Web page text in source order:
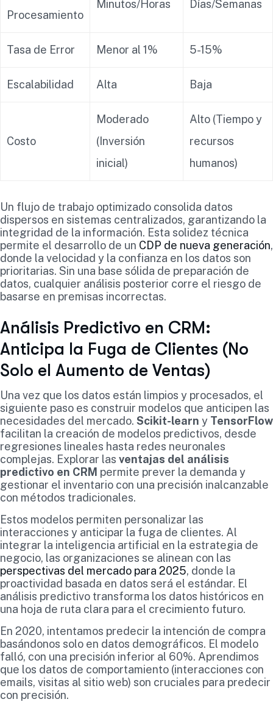
Procesamiento
Minutos/Horas Días/Semanas
Tasa de Error Menor al 1% 5-15%
Escalabilidad Alta Baja
Costo
Moderado
(Inversión
inicial)
Alto (Tiempo y
recursos
humanos)
Un flujo de trabajo optimizado consolida datos
dispersos en sistemas centralizados, garantizando la
integridad de la información. Esta solidez técnica
permite el desarrollo de un CDP de nueva generación,
donde la velocidad y la confianza en los datos son
prioritarias. Sin una base sólida de preparación de
datos, cualquier análisis posterior corre el riesgo de
basarse en premisas incorrectas.
Análisis Predictivo en CRM:
Anticipa la Fuga de Clientes (No
Solo el Aumento de Ventas)
Una vez que los datos están limpios y procesados, el
siguiente paso es construir modelos que anticipen las
necesidades del mercado. Scikit-learn y TensorFlow
facilitan la creación de modelos predictivos, desde
regresiones lineales hasta redes neuronales
complejas. Explorar las ventajas del análisis
predictivo en CRM permite prever la demanda y
gestionar el inventario con una precisión inalcanzable
con métodos tradicionales.
Estos modelos permiten personalizar las
interacciones y anticipar la fuga de clientes. Al
integrar la inteligencia artificial en la estrategia de
negocio, las organizaciones se alinean con las
perspectivas del mercado para 2025, donde la
proactividad basada en datos será el estándar. El
análisis predictivo transforma los datos históricos en
una hoja de ruta clara para el crecimiento futuro.
En 2020, intentamos predecir la intención de compra
basándonos solo en datos demográficos. El modelo
falló, con una precisión inferior al 60%. Aprendimos
que los datos de comportamiento (interacciones con
emails, visitas al sitio web) son cruciales para predecir
con precisión.